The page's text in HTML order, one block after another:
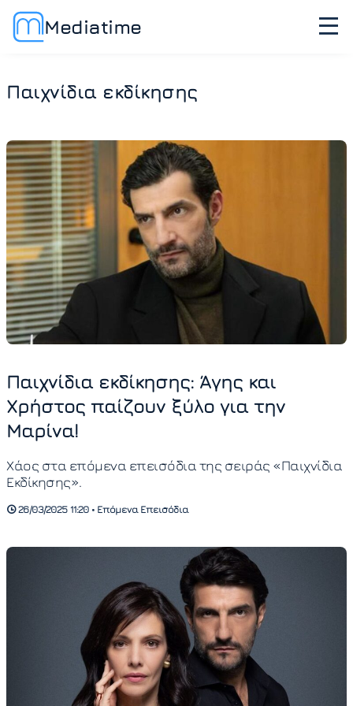
Mediatime
Παιχνίδια εκδίκησης
Παιχνίδια εκδίκησης: Άγης και
Χρήστος παίζουν ξύλο για την
Μαρίνα!
Χάος στα επόμενα επεισόδια της σειράς «Παιχνίδια
Εκδίκησης».
26/03/2025 11:20 • Επόμενα Επεισόδια